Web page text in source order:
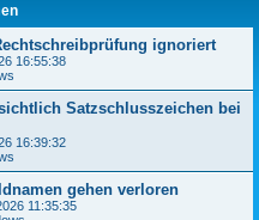
ignoriert
16:55:38
Satzschlusszeichen bei
16:39:32
gehen verloren
11:35:35